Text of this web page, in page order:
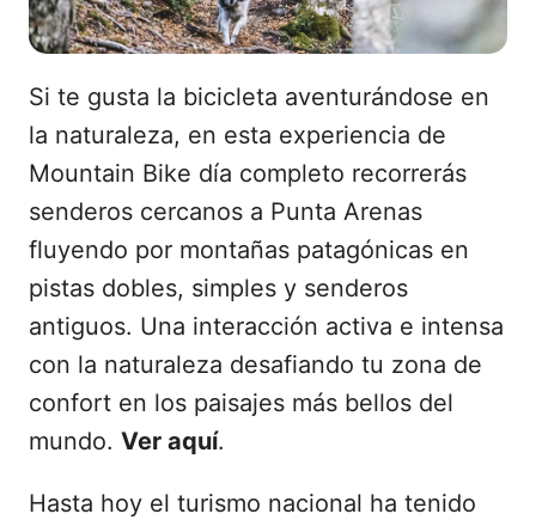
Si te gusta la bicicleta aventurándose en
la naturaleza, en esta experiencia de
Mountain Bike día completo recorrerás
senderos cercanos a Punta Arenas
fluyendo por montañas patagónicas en
pistas dobles, simples y senderos
antiguos. Una interacción activa e intensa
con la naturaleza desafiando tu zona de
confort en los paisajes más bellos del
mundo. Ver aquí.
Hasta hoy el turismo nacional ha tenido